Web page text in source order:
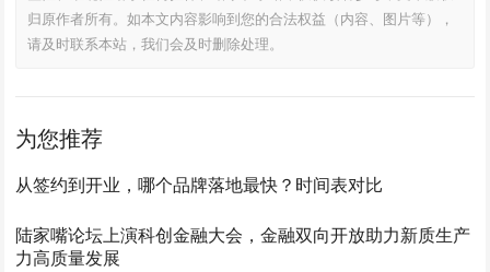
归原作者所有。如本文内容影响到您的合法权益（内容、图片等），
请及时联系本站，我们会及时删除处理。
为您推荐
从签约到开业，哪个品牌落地最快？时间表对比
陆家嘴论坛上演科创金融大会，金融双向开放助力新质生产
力高质量发展